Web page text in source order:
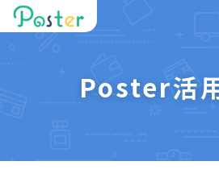
Poster活